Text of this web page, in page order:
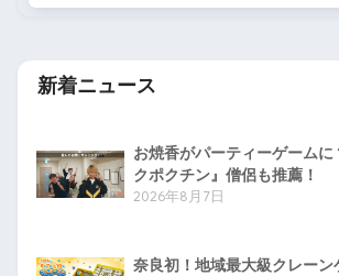
新着ニュース
お焼香がパーティーゲーム
クポクチン』僧侶も推薦！
2026年8月7日
奈良初！地域最大級クレーン